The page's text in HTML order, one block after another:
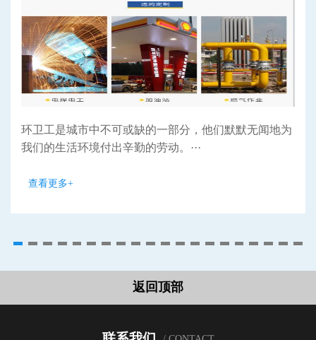
环卫工是城市中不可或缺的一部分，他们默默无闻地为
我们的生活环境付出辛勤的劳动。···
查看更多+
返回顶部